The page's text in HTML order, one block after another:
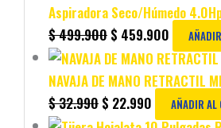
Aspiradora Seco/Húmedo
$499.900 $ 459.900
NAVAJA DE MANO RETRACTIL
$32.990 $ 22.990 AÑADIR AL